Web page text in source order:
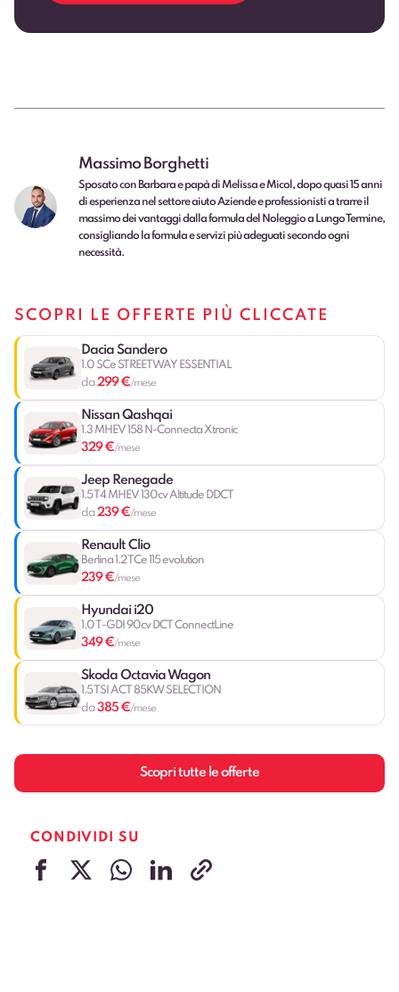
Massimo Borghetti
Sposato con Barbara e papà di Melissa e Micol, dopo quasi 15 anni
di esperienza nel settore aiuto Aziende e professionisti a trarre il
massimo dei vantaggi dalla formula del Noleggio a Lungo Termine,
consigliando la formula e servizi più adeguati secondo ogni
necessità.
SCOPRI LE OFFERTE PIÙ CLICCATE
Dacia Sandero
1.0 SCe STREETWAY ESSENTIAL
da299 €/mese
Nissan Qashqai
1.3 MHEV 158 N-Connecta Xtronic
329 €/mese
Jeep Renegade
1.5 T4 MHEV 130cv Altitude DDCT
da239 €/mese
Renault Clio
Berlina 1.2 TCe 115 evolution
239 €/mese
Hyundai i20
1.0 T-GDI 90cv DCT ConnectLine
349 €/mese
Skoda Octavia Wagon
1.5 TSI ACT 85KW SELECTION
da385 €/mese
Scopri tutte le offerte
CONDIVIDI SU